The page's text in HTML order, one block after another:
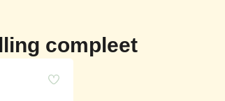
compleet